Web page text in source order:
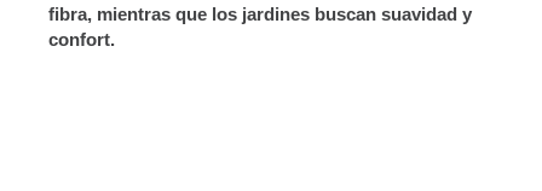
fibra, mientras que los jardines buscan suavidad y
confort.